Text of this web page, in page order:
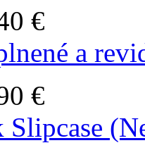
€
a
€
Slipcase